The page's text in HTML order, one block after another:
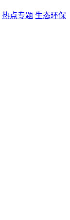
热点专题 生态环保